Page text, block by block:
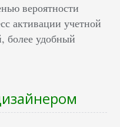
вероятности
активации учетной
более удобный